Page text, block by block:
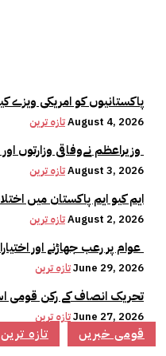
پاکستانیوں کو امریکی ویزے
تازہ ترینAugust 4, 2026
تازہ ترینAugust 3, 2026
ایم کیو ایم پاکستان میں
تازہ ترینAugust 2, 2026
تازہ ترینJune 29, 2026
تحریک انصاف کے رکن قومی
تازہ ترینJune 27, 2026
تازہ ترین قومی خبریں